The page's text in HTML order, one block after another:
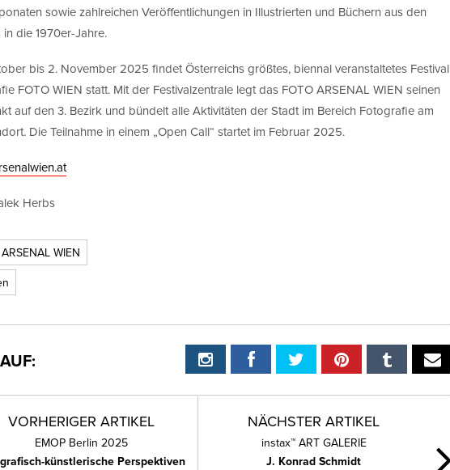
sowie zahlreichen Veröffentlichungen in Illustrierten und Büchern aus den
die 1970er-Jahre.
bis 2. November 2025 findet Österreichs größtes, biennal veranstaltetes Festival
FOTO WIEN statt. Mit der Festivalzentrale legt das FOTO ARSENAL WIEN seinen
auf den 3. Bezirk und bündelt alle Aktivitäten der Stadt im Bereich Fotografie am
Die Teilnahme in einem „Open Call“ startet im Februar 2025.
Herbs
WIEN
VORHERIGER ARTIKEL
EMOP Berlin 2025
künstlerische Perspektiven
NÄCHSTER ARTIKEL
instax™ ART GALERIE
J. Konrad Schmidt